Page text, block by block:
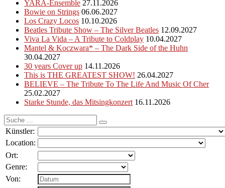
YARA-Ensemble 27.11.2026
Bowie on Strings 06.06.2027
Los Crazy Locos 10.10.2026
Beatles Tribute Show – The Silver Beatles 12.09.2027
Viva La Vida – A Tribute to Coldplay 10.04.2027
Mantel & Koczwara* – The Dark Side of the Huhn
30.04.2027
30 years Cover up 14.11.2026
This is THE GREATEST SHOW! 26.04.2027
BELIEVE – The Tribute To The Life And Music Of Cher
25.02.2027
Starke Stunde, das Mitsingkonzert 16.11.2026
Suche
nach:
Künstler:
Location:
Ort:
Genre:
Von: